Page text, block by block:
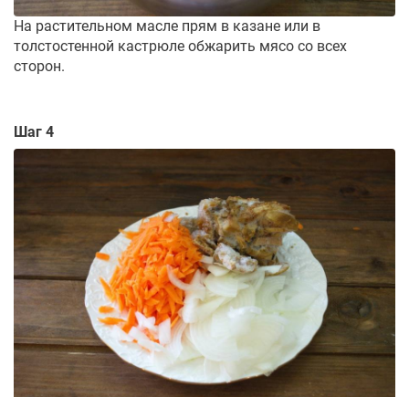
На растительном масле прям в казане или в
толстостенной кастрюле обжарить мясо со всех
сторон.
Шаг 4